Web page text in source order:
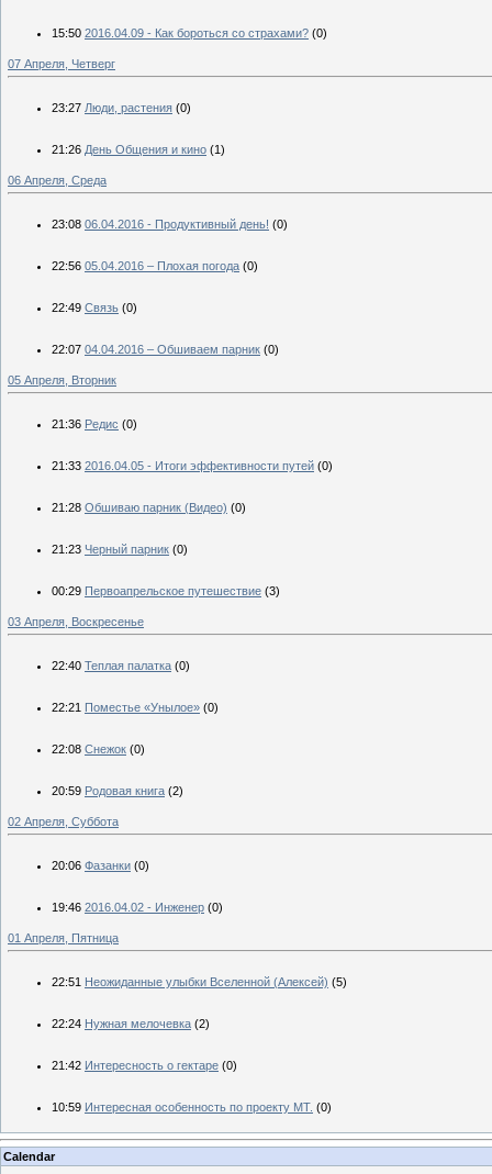
15:50 2016.04.09 - Как бороться со страхами? (0)
07 Апреля, Четверг
23:27 Люди, растения (0)
21:26 День Общения и кино (1)
06 Апреля, Среда
23:08 06.04.2016 - Продуктивный день! (0)
22:56 05.04.2016 – Плохая погода (0)
22:49 Связь (0)
22:07 04.04.2016 – Обшиваем парник (0)
05 Апреля, Вторник
21:36 Редис (0)
21:33 2016.04.05 - Итоги эффективности путей (0)
21:28 Обшиваю парник (Видео) (0)
21:23 Черный парник (0)
00:29 Первоапрельское путешествие (3)
03 Апреля, Воскресенье
22:40 Теплая палатка (0)
22:21 Поместье «Унылое» (0)
22:08 Снежок (0)
20:59 Родовая книга (2)
02 Апреля, Суббота
20:06 Фазанки (0)
19:46 2016.04.02 - Инженер (0)
01 Апреля, Пятница
22:51 Неожиданные улыбки Вселенной (Алексей) (5)
22:24 Нужная мелочевка (2)
21:42 Интересность о гектаре (0)
10:59 Интересная особенность по проекту МТ. (0)
Calendar